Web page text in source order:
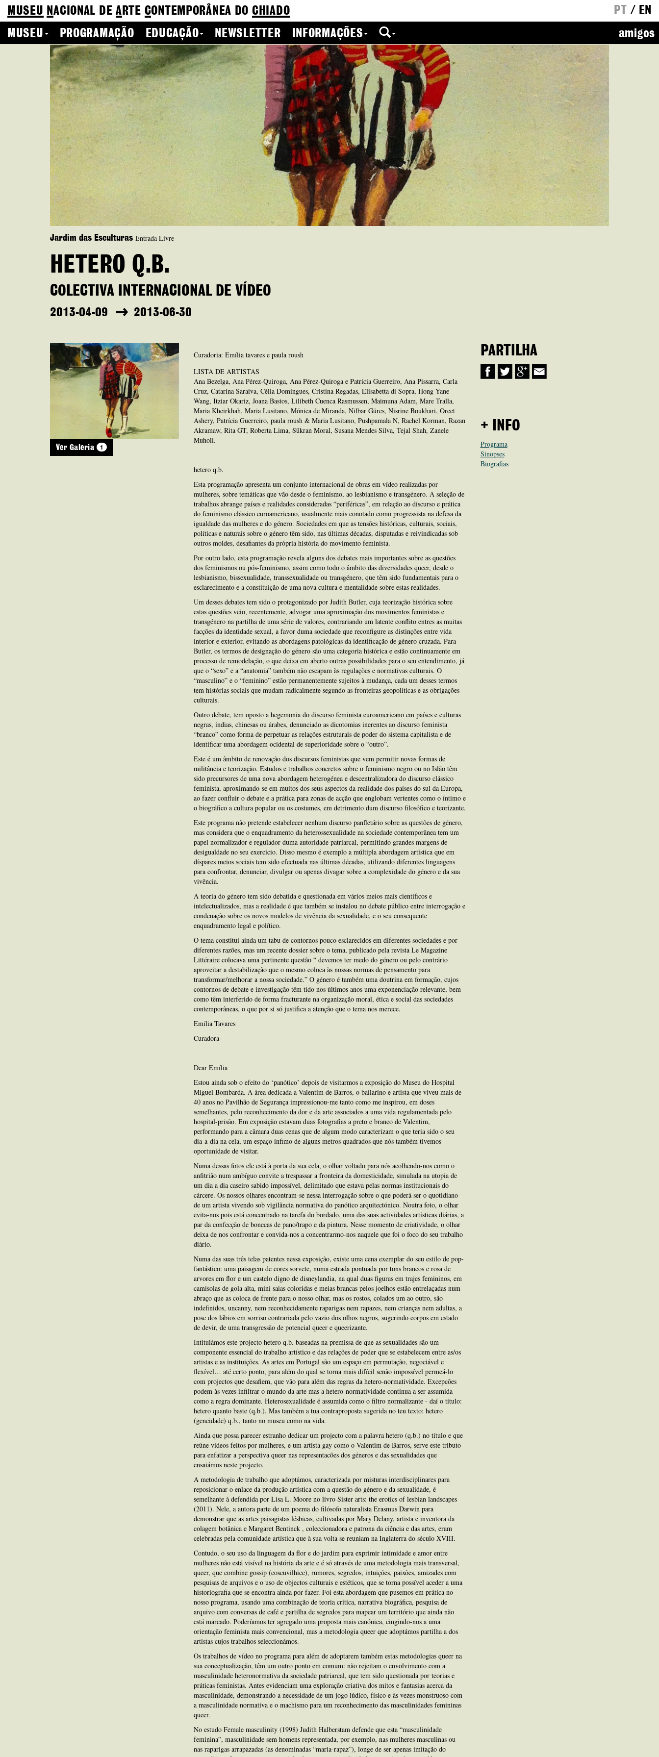
MUSEU NACIONAL DEA RTE CONTEMPORÂNEA DO CHIADO PT / EN
MUSEU
PROGRAMAÇÃO EDUCAÇÃO NEWSLETTER INFORMAÇÕES amigos
Jardim das Esculturas Entrada Livre
HETERO Q.B.
COLECTIVA INTERNACIONAL DE VÍDEO
2013-04-09 2013-06-30
Ver Galeria 1
Curadoria: Emília tavares e paula roush
LISTA DE ARTISTAS
Ana Bezelga, Ana Pérez-Quiroga, Ana Pérez-Quiroga e Patrícia Guerreiro, Ana Pissarra, Carla
Cruz, Catarina Saraiva, Célia Domingues, Cristina Regadas, Elisabetta di Sopra, Hong Yane
Wang, Itziar Okariz, Joana Bastos, Lilibeth Cuenca Rasmussen, Maimuna Adam, Mare Tralla,
Maria Kheirkhah, Maria Lusitano, Mónica de Miranda, Nilbar Güres, Nisrine Boukhari, Oreet
Ashery, Patrícia Guerreiro, paula roush & Maria Lusitano, Pushpamala N, Rachel Korman, Razan
Akramaw, Rita GT, Roberta Lima, Sükran Moral, Susana Mendes Silva, Tejal Shah, Zanele
Muholi.
hetero q.b.
Esta programação apresenta um conjunto internacional de obras em vídeo realizadas por
mulheres, sobre temáticas que vão desde o feminismo, ao lesbianismo e transgénero. A seleção de
trabalhos abrange países e realidades consideradas “periféricas”, em relação ao discurso e prática
do feminismo clássico euroamericano, usualmente mais conotado como progressista na defesa da
igualdade das mulheres e do género. Sociedades em que as tensões históricas, culturais, sociais,
políticas e naturais sobre o género têm sido, nas últimas décadas, disputadas e reivindicadas sob
outros moldes, desafiantes da própria história do movimento feminista.
Por outro lado, esta programação revela alguns dos debates mais importantes sobre as questões
dos feminismos ou pós-feminismo, assim como todo o âmbito das diversidades queer, desde o
lesbianismo, bissexualidade, transsexualidade ou transgénero, que têm sido fundamentais para o
esclarecimento e a constituição de uma nova cultura e mentalidade sobre estas realidades.
Um desses debates tem sido o protagonizado por Judith Butler, cuja teorização histórica sobre
estas questões veio, recentemente, advogar uma aproximação dos movimentos feministas e
transgénero na partilha de uma série de valores, contrariando um latente conflito entres as muitas
facções da identidade sexual, a favor duma sociedade que reconfigure as distinções entre vida
interior e exterior, evitando as abordagens patológicas da identificação de género cruzada. Para
Butler, os termos de designação do género são uma categoria histórica e estão continuamente em
processo de remodelação, o que deixa em aberto outras possibilidades para o seu entendimento, já
que o “sexo” e a “anatomia” também não escapam às regulações e normativas culturais. O
“masculino” e o “feminino” estão permanentemente sujeitos à mudança, cada um desses termos
tem histórias sociais que mudam radicalmente segundo as fronteiras geopolíticas e as obrigações
culturais.
Outro debate, tem oposto a hegemonia do discurso feminista euroamericano em países e culturas
negras, índias, chinesas ou árabes, denunciado as dicotomias inerentes ao discurso feminista
“branco” como forma de perpetuar as relações estruturais de poder do sistema capitalista e de
identificar uma abordagem ocidental de superioridade sobre o “outro”.
Este é um âmbito de renovação dos discursos feministas que vem permitir novas formas de
militância e teorização. Estudos e trabalhos concretos sobre o feminismo negro ou no Islão têm
sido precursores de uma nova abordagem heterogénea e descentralizadora do discurso clássico
feminista, aproximando-se em muitos dos seus aspectos da realidade dos países do sul da Europa,
ao fazer confluir o debate e a prática para zonas de acção que englobam vertentes como o íntimo e
o biográfico a cultura popular ou os costumes, em detrimento dum discurso filosófico e teorizante.
Este programa não pretende estabelecer nenhum discurso panfletário sobre as questões de género,
mas considera que o enquadramento da heterossexualidade na sociedade contemporânea tem um
papel normalizador e regulador duma autoridade patriarcal, permitindo grandes margens de
desigualdade no seu exercício. Disso mesmo é exemplo a múltipla abordagem artística que em
díspares meios sociais tem sido efectuada nas últimas décadas, utilizando diferentes linguagens
para confrontar, denunciar, divulgar ou apenas divagar sobre a complexidade do género e da sua
vivência.
A teoria do género tem sido debatida e questionada em vários meios mais científicos e
intelectualizados, mas a realidade é que também se instalou no debate público entre interrogação e
condenação sobre os novos modelos de vivência da sexualidade, e o seu consequente
enquadramento legal e político.
O tema constitui ainda um tabu de contornos pouco esclarecidos em diferentes sociedades e por
diferentes razões, mas um recente dossier sobre o tema, publicado pela revista Le Magazine
Littéraire colocava uma pertinente questão “ devemos ter medo do género ou pelo contrário
aproveitar a destabilização que o mesmo coloca às nossas normas de pensamento para
transformar/melhorar a nossa sociedade.” O género é também uma doutrina em formação, cujos
contornos de debate e investigação têm tido nos últimos anos uma exponenciação relevante, bem
como têm interferido de forma fracturante na organização moral, ética e social das sociedades
contemporâneas, o que por si só justifica a atenção que o tema nos merece.
Emília Tavares
Curadora
Dear Emília
Estou ainda sob o efeito do ‘panótico’ depois de visitarmos a exposição do Museu do Hospital
Miguel Bombarda. A área dedicada a Valentim de Barros, o bailarino e artista que viveu mais de
40 anos no Pavilhão de Segurança impressionou-me tanto como me inspirou, em doses
semelhantes, pelo reconhecimento da dor e da arte associados a uma vida regulamentada pelo
hospital-prisão. Em exposição estavam duas fotografias a preto e branco de Valentim,
performando para a câmara duas cenas que de algum modo caracterizam o que teria sido o seu
dia-a-dia na cela, um espaço ínfimo de alguns metros quadrados que nós também tivemos
oportunidade de visitar.
Numa dessas fotos ele está à porta da sua cela, o olhar voltado para nós acolhendo-nos como o
anfitrião num ambíguo convite a trespassar a fronteira da domesticidade, simulada na utopia de
um dia a dia caseiro sabido impossível, delimitado que estava pelas normas institucionais do
cárcere. Os nossos olhares encontram-se nessa interrogação sobre o que poderá ser o quotidiano
de um artista vivendo sob vigilância normativa do panótico arquitectónico. Noutra foto, o olhar
evita-nos pois está concentrado na tarefa do bordado, uma das suas actividades artísticas diárias, a
par da confecção de bonecas de pano/trapo e da pintura. Nesse momento de criatividade, o olhar
deixa de nos confrontar e convida-nos a concentrarmo-nos naquele que foi o foco do seu trabalho
diário.
Numa das suas três telas patentes nessa exposição, existe uma cena exemplar do seu estilo de pop-
fantástico: uma paisagem de cores sorvete, numa estrada pontuada por tons brancos e rosa de
arvores em flor e um castelo digno de disneylandia, na qual duas figuras em trajes femininos, em
camisolas de gola alta, mini saias coloridas e meias brancas pelos joelhos estão entrelaçadas num
abraço que as coloca de frente para o nosso olhar, mas os rostos, colados um ao outro, são
indefinidos, uncanny, nem reconhecidamente raparigas nem rapazes, nem crianças nem adultas, a
pose dos lábios em sorriso contrariada pelo vazio dos olhos negros, sugerindo corpos em estado
de devir, de uma transgressão de potencial queer e queerizante.
Intitulámos este projecto hetero q.b. baseadas na premissa de que as sexualidades são um
componente essencial do trabalho artístico e das relações de poder que se estabelecem entre as/os
artistas e as instituições. As artes em Portugal são um espaço em permutação, negociável e
flexível… até certo ponto, para além do qual se torna mais difícil senão impossível permeá-lo
com projectos que desafiem, que vão para além das regras da hetero-normatividade. Excepcões
podem às vezes infiltrar o mundo da arte mas a hetero-normatividade continua a ser assumida
como a regra dominante. Heterosexualidade é assumida como o filtro normalizante - daí o título:
hetero quanto baste (q.b.). Mas também a tua contraproposta sugerida no teu texto: hetero
(geneidade) q.b., tanto no museu como na vida.
Ainda que possa parecer estranho dedicar um projecto com a palavra hetero (q.b.) no título e que
reúne vídeos feitos por mulheres, e um artista gay como o Valentim de Barros, serve este tributo
para enfatizar a perspectiva queer nas representacões dos géneros e das sexualidades que
ensaiámos neste projecto.
A metodologia de trabalho que adoptámos, caracterizada por misturas interdisciplinares para
reposicionar o enlace da produção artística com a questão do género e da sexualidade, é
semelhante à defendida por Lisa L. Moore no livro Sister arts: the erotics of lesbian landscapes
(2011). Nele, a autora parte de um poema do filósofo naturalista Erasmus Darwin para
demonstrar que as artes paisagistas lésbicas, cultivadas por Mary Delany, artista e inventora da
colagem botânica e Margaret Bentinck , coleccionadora e patrona da ciência e das artes, eram
celebradas pela comunidade artística que à sua volta se reuniam na Inglaterra do século XVIII.
Contudo, o seu uso da linguagem da flor e do jardim para exprimir intimidade e amor entre
mulheres não está visível na história da arte e é só através de uma metodologia mais transversal,
queer, que combine gossip (coscuvilhice), rumores, segredos, intuições, paixões, amizades com
pesquisas de arquivos e o uso de objectos culturais e estéticos, que se torna possível aceder a uma
historiografia que se encontra ainda por fazer. Foi esta abordagem que pusemos em prática no
nosso programa, usando uma combinação de teoria crítica, narrativa biográfica, pesquisa de
arquivo com conversas de café e partilha de segredos para mapear um território que ainda não
está marcado. Poderíamos ter agregado uma proposta mais canónica, cingindo-nos a uma
orientação feminista mais convencional, mas a metodologia queer que adoptámos partilha a dos
artistas cujos trabalhos seleccionámos.
Os trabalhos de vídeo no programa para além de adoptarem também estas metodologias queer na
sua conceptualização, têm um outro ponto em comum: não rejeitam o envolvimento com a
masculinidade heteronormativa da sociedade patriarcal, que tem sido questionada por teorias e
práticas feministas. Antes evidenciam uma exploração criativa dos mitos e fantasias acerca da
masculinidade, demonstrando a necessidade de um jogo lúdico, físico e às vezes monstruoso com
a masculinidade normativa e o machismo para um reconhecimento das masculinidades femininas
queer.
No estudo Female masculinity (1998) Judith Halberstam defende que esta “masculinidade
feminina”, masculinidade sem homens representada, por exemplo, nas mulheres masculinas ou
nas raparigas arrapazadas (as denominadas “maria-rapaz”), longe de ser apenas imitação do
PARTILHA
+ INFO
Programa
Sinopses
Biografias